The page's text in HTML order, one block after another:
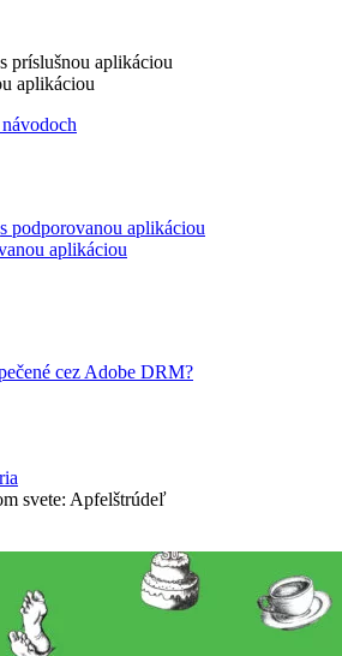
príslušnou aplikáciou
aplikáciou
s podporovanou aplikáciou
aplikáciou
cez Adobe DRM?
svete: Apfelštrúdeľ